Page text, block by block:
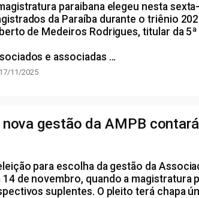
paraibana elegeu nesta
da Paraíba durante o triênio
de Medeiros Rodrigues, titular da
e associadas ...
17/11/2025
nova gestão da AMPB
para escolha da gestão da
14 de novembro, quando a magistratura
suplentes. O pleito terá chapa